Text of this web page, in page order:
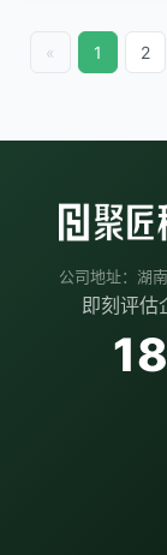
« 1 2
公司地址：湖
即刻评估